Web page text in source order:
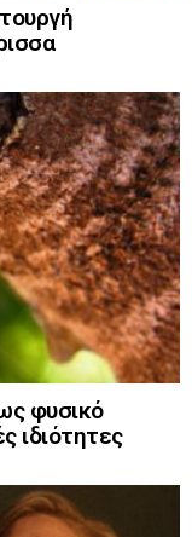
φυσικό
ιδιότητες